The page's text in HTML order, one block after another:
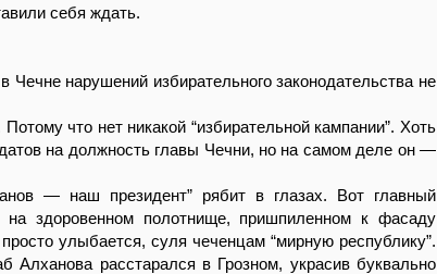
себя ждать.
Чечне нарушений избирательного законодательства не
что нет никакой “избирательной кампании”. Хоть
на должность главы Чечни, но на самом деле он —
— наш президент” рябит в глазах. Вот главный
здоровенном полотнище, пришпиленном к фасаду
улыбается, суля чеченцам “мирную республику”.
Алханова расстарался в Грозном, украсив буквально